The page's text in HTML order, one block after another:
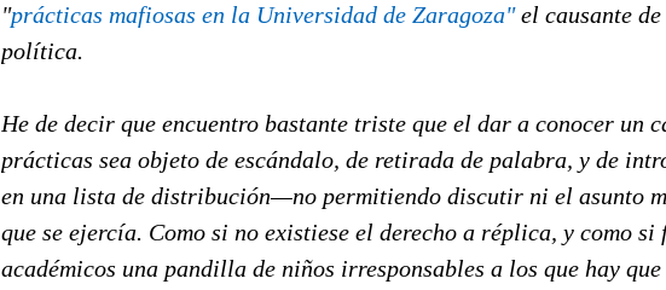
"prácticas mafiosas en la Universidad de Zaragoza"el causante de
política.
He de decir que encuentro bastante triste que el dar a conocer un
prácticas sea objeto de escándalo, de retirada de palabra, y de
en una lista de distribución—no permitiendo discutir ni el asunto
que se ejercía. Como si no existiese el derecho a réplica, y como si
académicos una pandilla de niños irresponsables a los que hay